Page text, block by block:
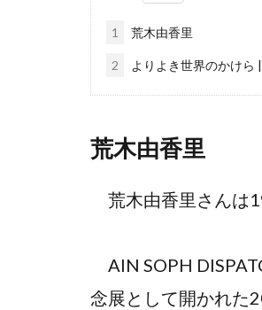
1 荒木由香里
2 よりよき世界のかけら
荒木由香里
荒木由香里さんは
AIN SOPH
念展として開かれた